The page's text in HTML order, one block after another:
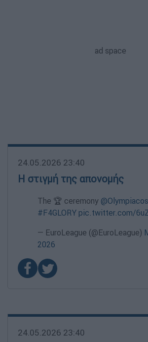
24.05.2026 23:40
Η στιγμή της απονομής
The 🏆 ceremony
#F4GLORY pic.twitter.com/
— EuroLeague (@EuroLeague)
2026
24.05.2026 23:40